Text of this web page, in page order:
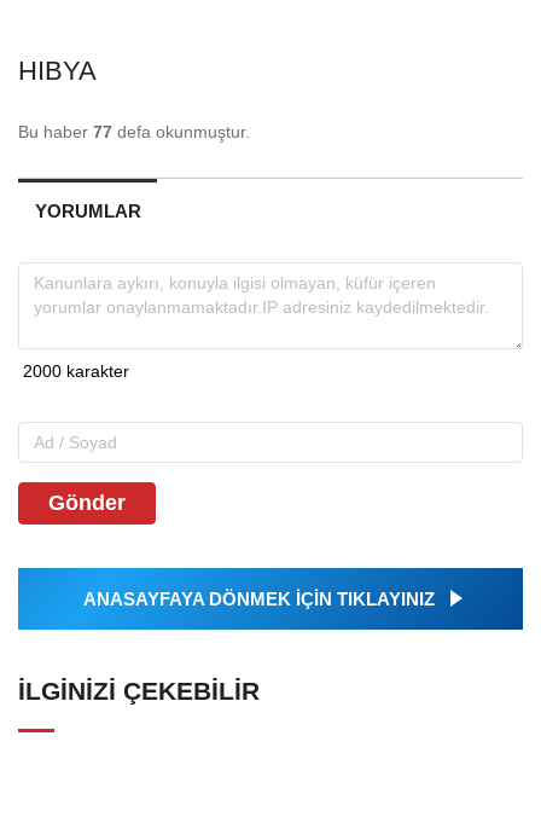
HIBYA
Bu haber 77 defa okunmuştur.
YORUMLAR
Gönder
ANASAYFAYA DÖNMEK İÇİN TIKLAYINIZ
İLGINIZI ÇEKEBILIR